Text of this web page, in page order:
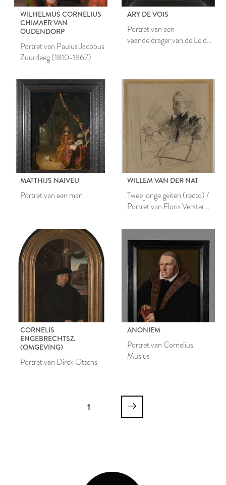
WILHELMUS CORNELIUS
CHIMAER VAN
OUDENDORP
Portret van Paulus Jacobus
Zuurdeeg (1810-1867)
ARY DE VOIS
Portret van een
vaandeldrager van de Leidse
MATTHIJS NAIVEU
Portret van een man
WILLEM VAN DER NAT
Twee jonge geiten (recto) /
Portret van Floris Verster
CORNELIS
ENGEBRECHTSZ.
(OMGEVING)
Portret van Dirck Ottens
ANONIEM
Portret van Cornelius
Musius
1